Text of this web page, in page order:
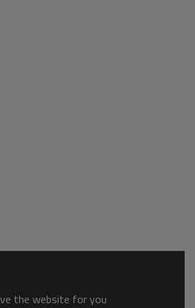
the website for you.